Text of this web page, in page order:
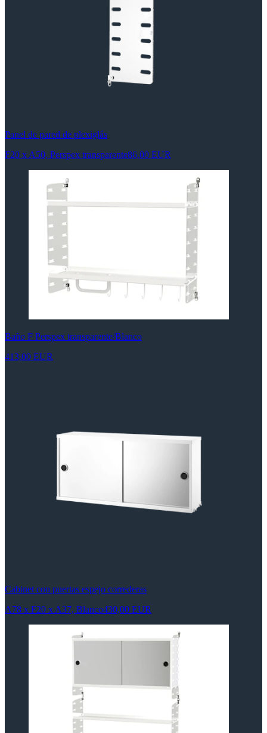
Panel de pared de plexiglás
F20 x A50, Perspex transparente86,00 EUR
Baño F Perspex transparente/Blanco
413,00 EUR
Cabinet con puertas espejo correderas
A78 x F20 x A37, Blanco430,00 EUR